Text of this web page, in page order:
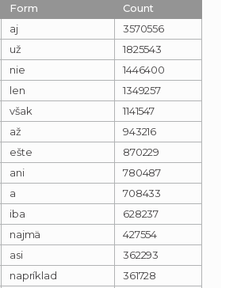
Form
Count
aj
3570556
už
1825543
nie
1446400
len
1349257
však
1141547
až
943216
ešte
870229
ani
780487
a
708433
iba
628237
najmä
427554
asi
362293
napríklad
361728